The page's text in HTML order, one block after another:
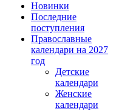
Новинки
Последние
поступления
Православные
календари на 2027
год
Детские
календари
Женские
календари